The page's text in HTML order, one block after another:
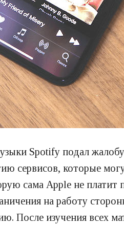
Spotify подал
сервисов, которые
сама Apple не
на работу
После изучения всех